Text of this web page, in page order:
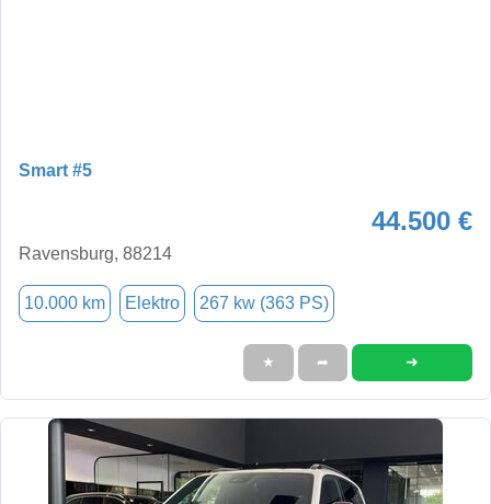
Smart #5
44.500 €
Ravensburg, 88214
10.000 km Elektro 267 kw (363 PS)
★ ➦ ➜